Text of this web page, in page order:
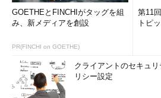
GOETHEとFINCHIがタッグを組
み、新メディアを創設
PR(FINCHI on GOETHE)
第11
トピ
クライアントのセキュ
リシー設定